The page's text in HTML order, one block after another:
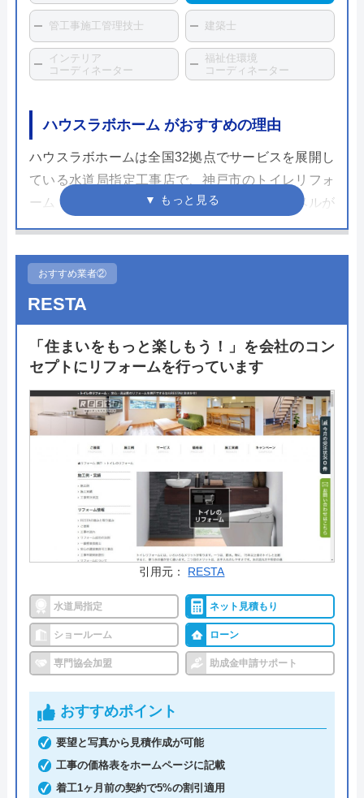
管工事施工管理技士 建築士
インテリア
コーディネーター
福祉住環境
コーディネーター
ハウスラボホーム がおすすめの理由
ハウスラボホームは全国32拠点でサービスを展開し
ている水道局指定工事店で、神戸市のトイレリフォ
ーム・交換にも対応しています。スタッフレベルが
高く、個人宅だけでなく企業実績も豊富なため安心
ており、表示価格以外は一切かからないので安心で
す。
はかかせない「排水形式の確認」や「取付可能トイ
レの紹介」も無料で行ってくれるので、まずは気軽
に相談してみてはいかがでしょうか。
公式サイトで
料金詳細を見る
今すぐ電話で相談する
0120-221-611
ハウスラボホーム の基本情報
代表者 丸山英利
本社所在地
〒556-0014
おすすめ業者②
RESTA
「住まいをもっと楽しもう！」を会社のコン
セプトにリフォームを行っています
引用元： RESTA
水道局指定 ネット見積もり
ショールーム ローン
専門協会加盟 助成金申請サポート
おすすめポイント
要望と写真から見積作成が可能
工事の価格表をホームページに記載
着工1ヶ月前の契約で5%の割引適用